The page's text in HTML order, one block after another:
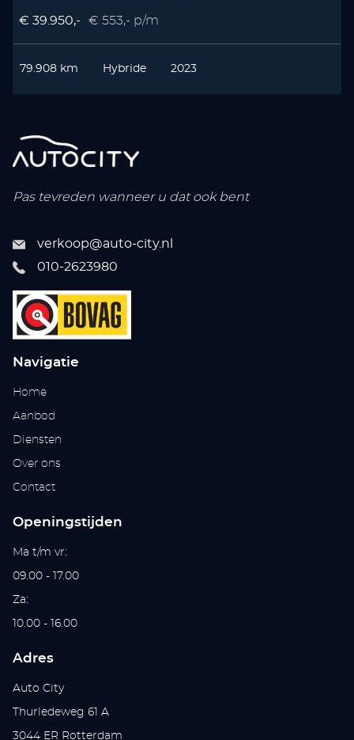
€ 39.950,- € 553,- p/m
79.908 km Hybride 2023
Pas tevreden wanneer u dat ook bent
verkoop@auto-city.nl
010-2623980
Navigatie
Home
Aanbod
Diensten
Over ons
Contact
Openingstijden
Ma t/m vr:
09.00 - 17.00
Za:
10.00 - 16.00
Adres
Auto City
Thurledeweg 61 A
3044 ER Rotterdam